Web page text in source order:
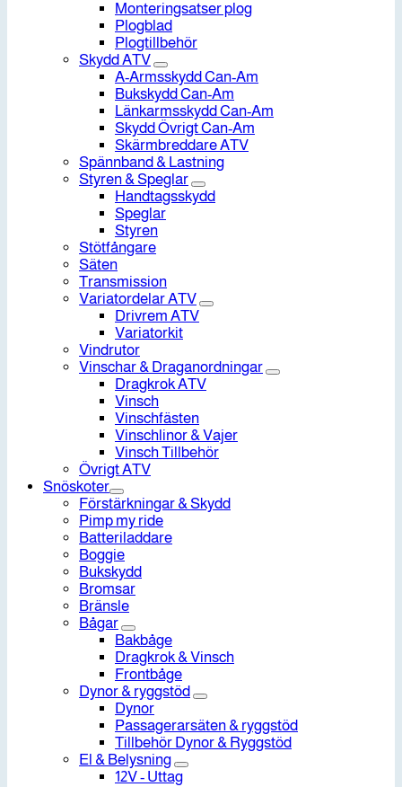
Monteringsatser plog
Plogblad
Plogtillbehör
Skydd ATV
A-Armsskydd Can-Am
Bukskydd Can-Am
Länkarmsskydd Can-Am
Skydd Övrigt Can-Am
Skärmbreddare ATV
Spännband & Lastning
Styren & Speglar
Handtagsskydd
Speglar
Styren
Stötfångare
Säten
Transmission
Variatordelar ATV
Drivrem ATV
Variatorkit
Vindrutor
Vinschar & Draganordningar
Dragkrok ATV
Vinsch
Vinschfästen
Vinschlinor & Vajer
Vinsch Tillbehör
Övrigt ATV
Snöskoter
Förstärkningar & Skydd
Pimp my ride
Batteriladdare
Boggie
Bukskydd
Bromsar
Bränsle
Bågar
Bakbåge
Dragkrok & Vinsch
Frontbåge
Dynor & ryggstöd
Dynor
Passagerarsäten & ryggstöd
Tillbehör Dynor & Ryggstöd
El & Belysning
12V - Uttag